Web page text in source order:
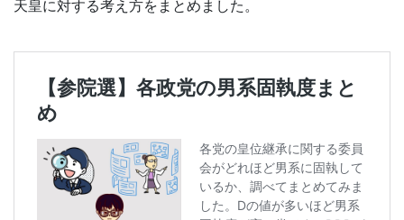
天皇に対する考え方をまとめました。